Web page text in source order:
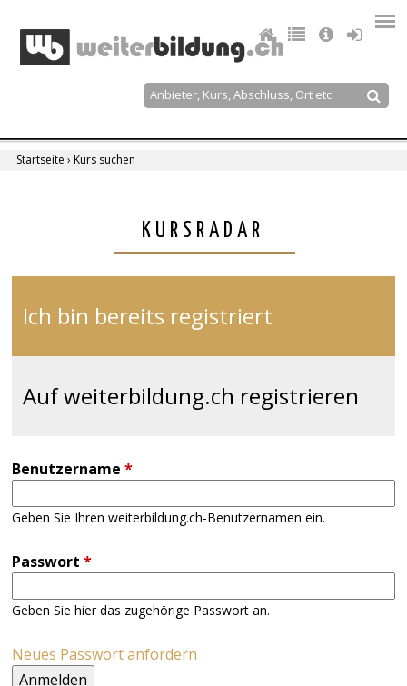
navigation
Suche
Startseite › Kurs suchen
KURSRADAR
Ich bin bereits registriert
Auf weiterbildung.ch registrieren
Benutzername*
Geben Sie Ihren weiterbildung.ch-Benutzernamen ein.
Passwort*
Geben Sie hier das zugehörige Passwort an.
Neues Passwort anfordern